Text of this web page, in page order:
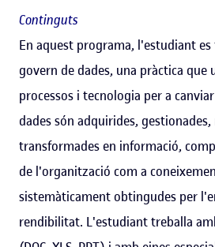
Continguts
En aquest programa, l'estudiant
govern de dades, una pràctica que
processos i tecnologia per a
dades són adquirides,
transformades en informació,
de l'organització com a
sistemàticament obtingudes per
rendibilitat. L'estudiant treballa